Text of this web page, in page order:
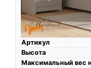
Артикул
Высота
Максимальный вес